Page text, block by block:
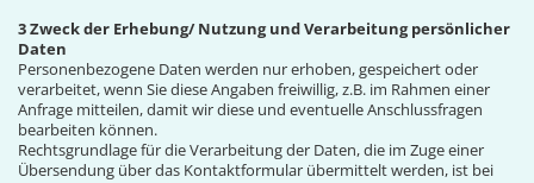
3 Zweck der Erhebung/ Nutzung und Verarbeitung persönlicher
Daten
Personenbezogene Daten werden nur erhoben, gespeichert oder
verarbeitet, wenn Sie diese Angaben freiwillig, z.B. im Rahmen einer
Anfrage mitteilen, damit wir diese und eventuelle Anschlussfragen
bearbeiten können.
Rechtsgrundlage für die Verarbeitung der Daten, die im Zuge einer
Übersendung über das Kontaktformular übermittelt werden, ist bei